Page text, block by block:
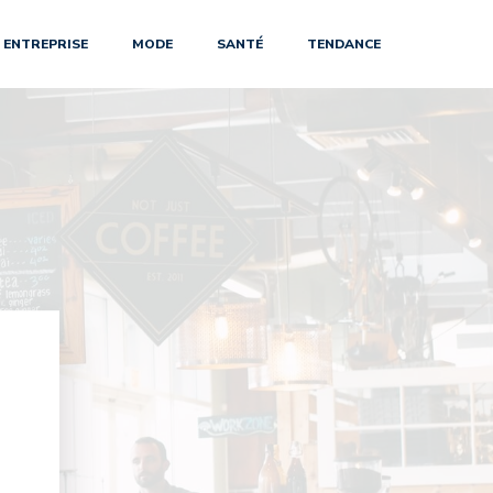
ENTREPRISE MODE SANTÉ TENDANCE